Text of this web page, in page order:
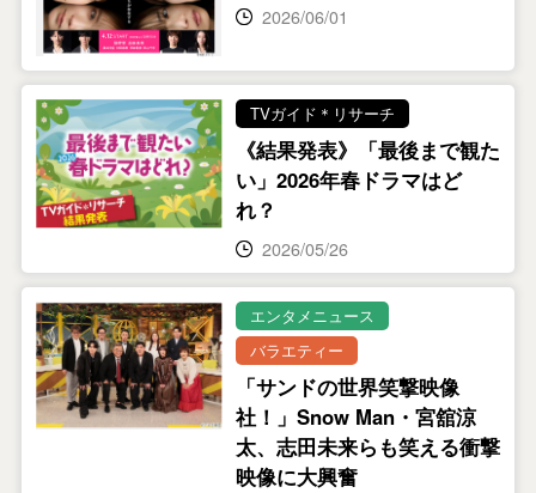
2026/06/01
TVガイド＊リサーチ
《結果発表》「最後まで観た
い」2026年春ドラマはど
れ？
2026/05/26
エンタメニュース
バラエティー
「サンドの世界笑撃映像
社！」Snow Man・宮舘涼
太、志田未来らも笑える衝撃
映像に大興奮